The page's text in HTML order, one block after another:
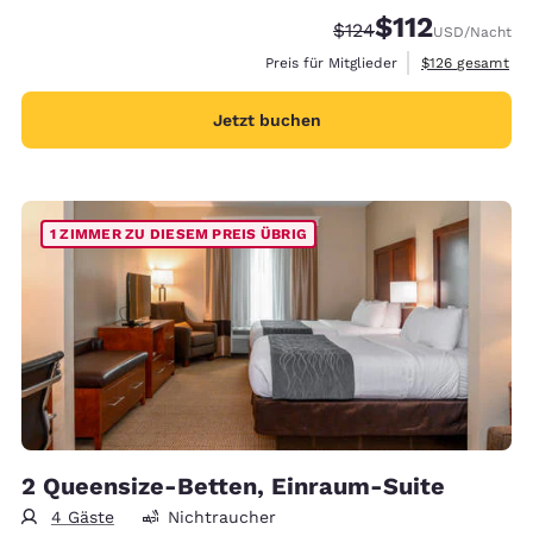
Durchgestrichener
$124Vergünstigter
$112USD/Nacht
Preis für Mitglieder
Geschätzte
$126 gesamt
Jetzt buchen
1 ZIMMER ZU DIESEM PREIS ÜBRIG
2 Queensize-Betten, Einraum-Suite
4 Gäste Nichtraucher